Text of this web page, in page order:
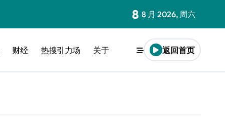
8 8 月 2026, 周六
财经 热搜引力场 关于 返回首页